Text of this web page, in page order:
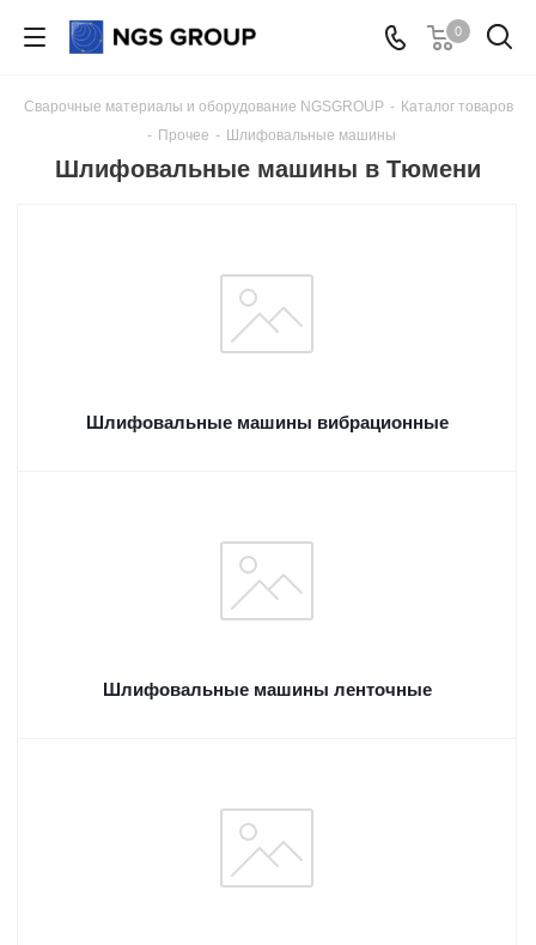
0
Сварочные материалы и оборудование NGSGROUP - Каталог товаров
- Прочее - Шлифовальные машины
Шлифовальные машины в Тюмени
Шлифовальные машины вибрационные
Шлифовальные машины ленточные